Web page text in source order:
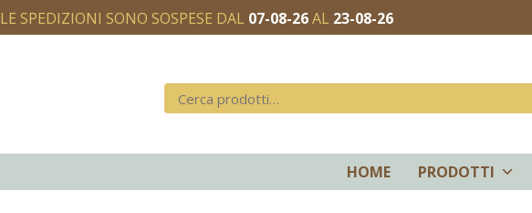
LE SPEDIZIONI SONO SOSPESE DAL 07-08-26AL 23-08-26
HOME PRODOTTI